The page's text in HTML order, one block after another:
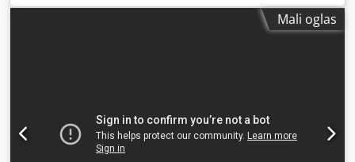
odeljenju prodaje kompanije KEY-TEC.
Mali oglas